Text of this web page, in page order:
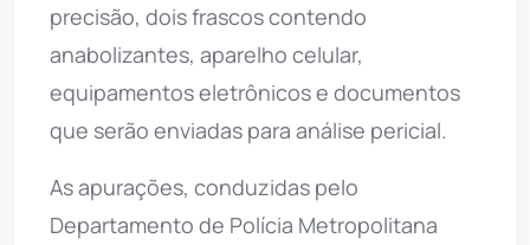
precisão, dois frascos contendo
anabolizantes, aparelho celular,
equipamentos eletrônicos e documentos
que serão enviadas para análise pericial.
As apurações, conduzidas pelo
Departamento de Polícia Metropolitana